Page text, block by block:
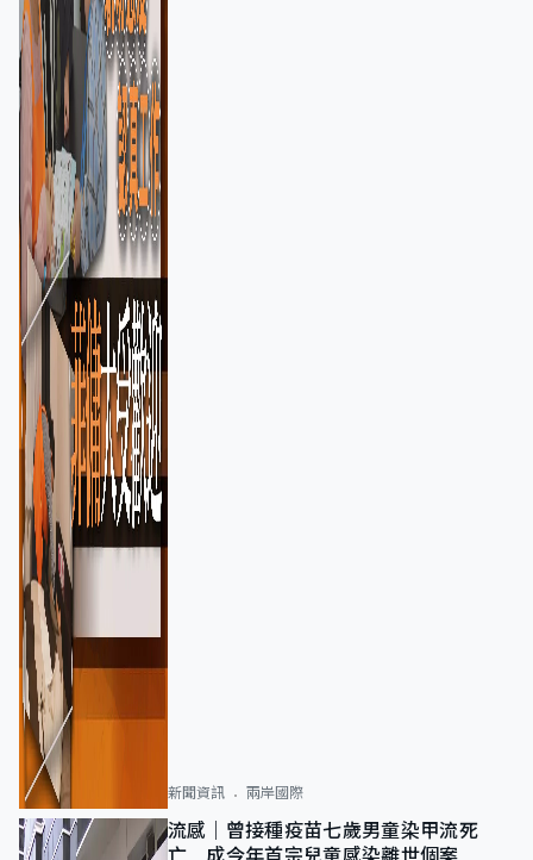
新聞資訊 兩岸國際
流感｜曾接種疫苗七歲男童染甲流死
亡 成今年首宗兒童感染離世個案